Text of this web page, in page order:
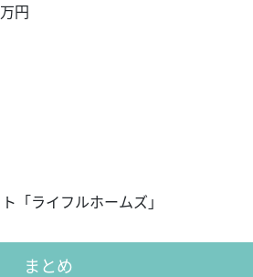
円
「ライフルホームズ」
まとめ